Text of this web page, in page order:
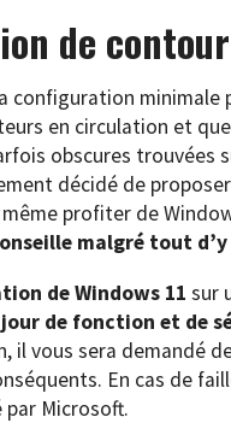
de
configuration
en circulation et
obscures trouvées
décidé de
profiter de
malgré tout
de Windows 11 sur
de fonction et de
il vous sera demandé
En cas de
Microsoft.